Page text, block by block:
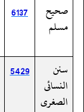
صحيح
مسلم
6137
سنن
النسائى
الصغرى
5429